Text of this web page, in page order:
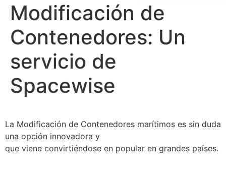
Modificación de
Contenedores: Un
servicio de
Spacewise
La Modificación de Contenedores marítimos es sin duda
una opción innovadora y
que viene convirtiéndose en popular en grandes países.